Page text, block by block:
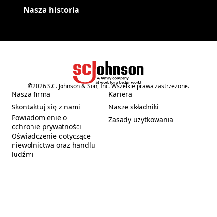
Nasza historia
(Opens in a new tab)
©2026S.C. Johnson & Son, Inc. Wszelkie prawa zastrzeżone.
Nasza firma
(Opens in a new tab)
Skontaktuj się z nami
(Opens in a new tab)
Powiadomienie o
ochronie prywatności
(Opens in a new tab)
Oświadczenie dotyczące
niewolnictwa oraz handlu
ludźmi
(Opens in a new tab)
Kariera
(Opens in a new tab)
Nasze składniki
(Opens in a new tab)
Zasady użytkowania
(Opens in a new tab)